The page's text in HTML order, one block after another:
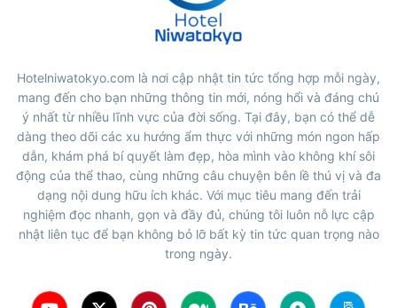
Hotelniwatokyo.com là nơi cập nhật tin tức tổng hợp mỗi ngày,
mang đến cho bạn những thông tin mới, nóng hổi và đáng chú
ý nhất từ nhiều lĩnh vực của đời sống. Tại đây, bạn có thể dễ
dàng theo dõi các xu hướng ẩm thực với những món ngon hấp
dẫn, khám phá bí quyết làm đẹp, hòa mình vào không khí sôi
động của thể thao, cùng những câu chuyện bên lề thú vị và đa
dạng nội dung hữu ích khác. Với mục tiêu mang đến trải
nghiệm đọc nhanh, gọn và đầy đủ, chúng tôi luôn nỗ lực cập
nhật liên tục để bạn không bỏ lỡ bất kỳ tin tức quan trọng nào
trong ngày.